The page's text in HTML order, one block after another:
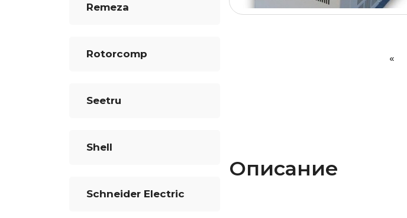
Remeza
Rotorcomp
Seetru
Shell
Schneider Electric
«
Описание